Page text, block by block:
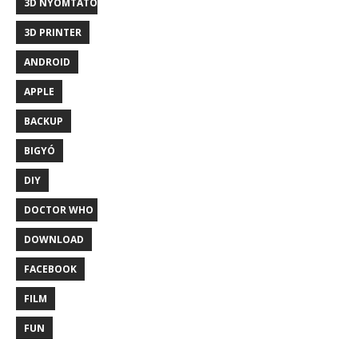
3D PRINTER
ANDROID
APPLE
BACKUP
BIGYÓ
DIY
DOCTOR WHO
DOWNLOAD
FACEBOOK
FILM
FUN